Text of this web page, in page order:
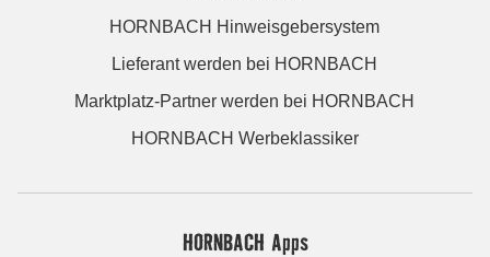
HORNBACH Hinweisgebersystem
Lieferant werden bei HORNBACH
Marktplatz-Partner werden bei HORNBACH
HORNBACH Werbeklassiker
HORNBACH Apps